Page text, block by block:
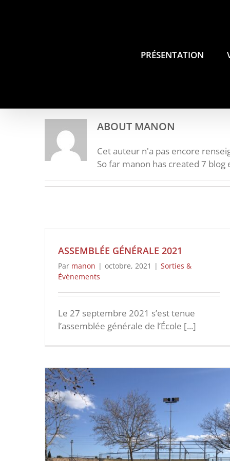
PRÉSENTATION
ABOUT MANON
Cet auteur n'a pas encore
So far manon has created 7 blog
ASSEMBLÉE GÉNÉRALE 2021
Par manon | octobre, 2021 | Sorties &
Évènements
Le 27 septembre 2021 s’est tenue
l’assemblée générale de l’École [...]